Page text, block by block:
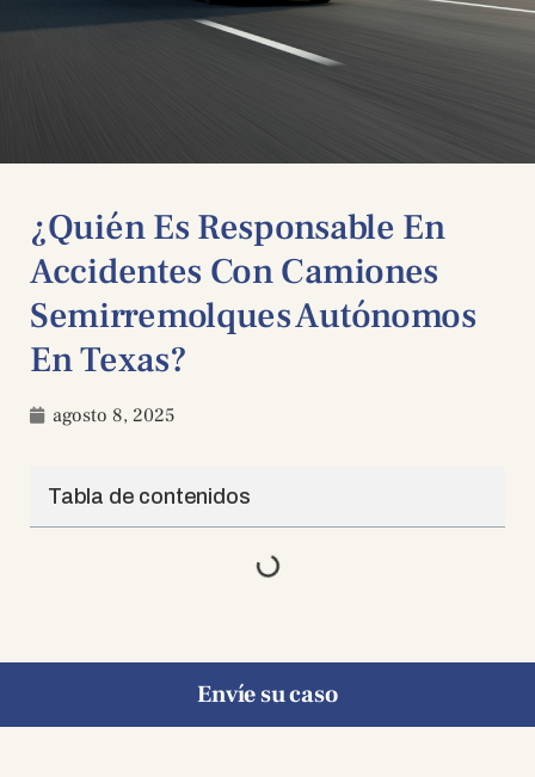
¿Quién Es Responsable En
Accidentes Con Camiones
Semirremolques Autónomos
En Texas?
agosto 8, 2025
Tabla de contenidos
Envíe su caso